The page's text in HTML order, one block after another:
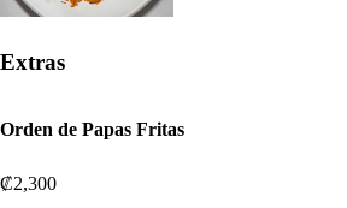
Extras
Orden de Papas Fritas
₡2,300